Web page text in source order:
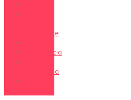
Presidente
Previdência
Segurança